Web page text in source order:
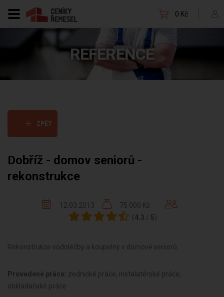
0 Kč
REFERENCE
ZPĚT
Dobříž - domov seniorů -
rekonstrukce
12.03.2013
75 000 Kč
( 4.3 / 5)
Rekonstrukce vodoléčby a koupelny v domově seniorů.
Provedené práce: zednické práce, instalatérské práce,
obkladačské práce